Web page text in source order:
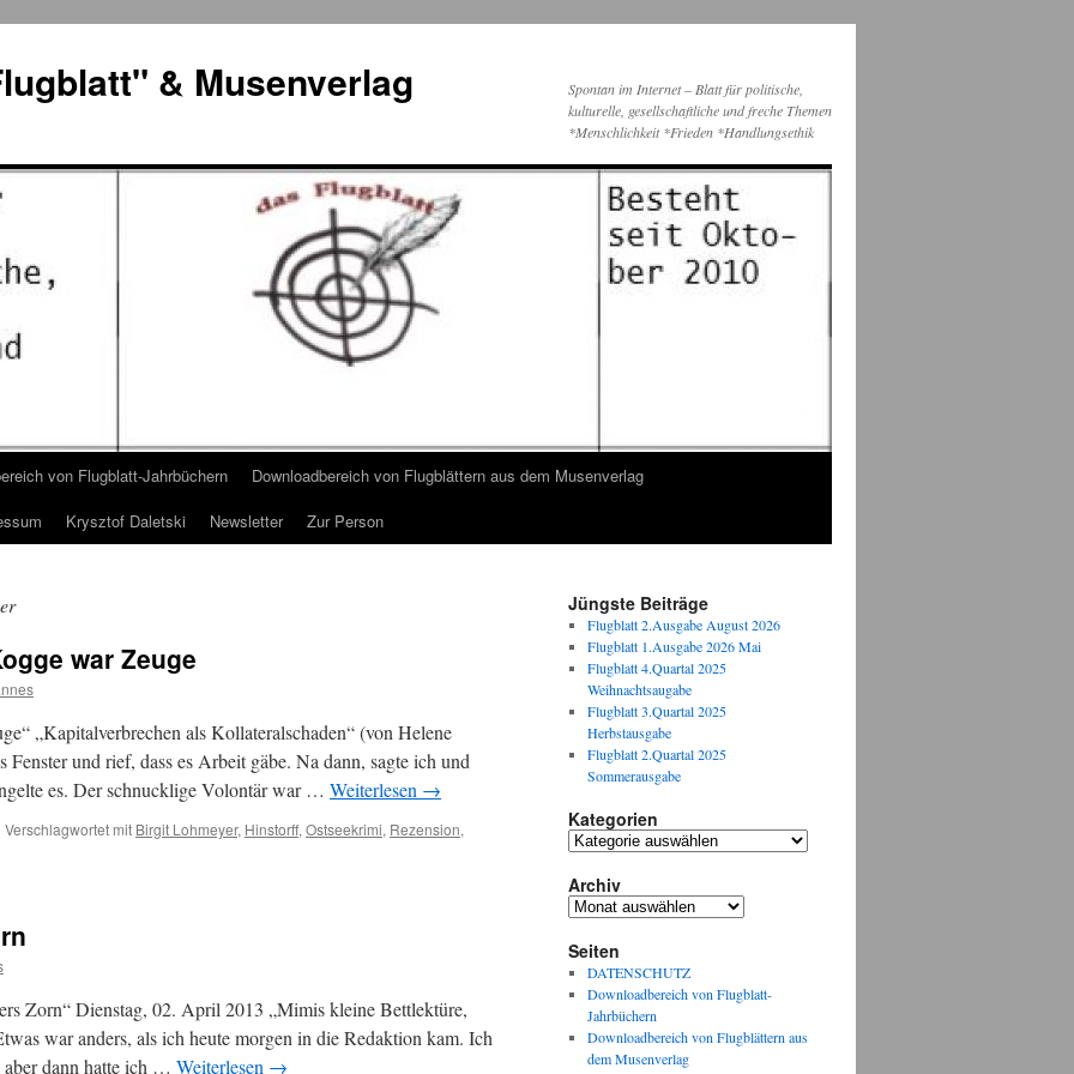
& Musenverlag
Spontan im Internet – Blatt für politische,
kulturelle, gesellschaftliche und freche Themen
*Menschlichkeit *Frieden *Handlungsethik
von Flugblatt-Jahrbüchern
Downloadbereich von Flugblättern aus dem Musenverlag
Krysztof Daletski Newsletter Zur Person
war Zeuge
„Kapitalverbrechen als Kollateralschaden“ (von Helene
und rief, dass es Arbeit gäbe. Na dann, sagte ich und
es. Der schnucklige Volontär war … Weiterlesen →
Verschlagwortet mit Birgit Lohmeyer, Hinstorff, Ostseekrimi, Rezension,
Zorn“ Dienstag, 02. April 2013 „Mimis kleine Bettlektüre,
war anders, als ich heute morgen in die Redaktion kam. Ich
aber dann hatte ich … Weiterlesen →
Jüngste Beiträge
Flugblatt 2.Ausgabe August 2026
Flugblatt 1.Ausgabe 2026 Mai
Flugblatt 4.Quartal 2025
Weihnachtsaugabe
Flugblatt 3.Quartal 2025
Herbstausgabe
Flugblatt 2.Quartal 2025
Sommerausgabe
Kategorien
Kategorien
Archiv
Archiv
Seiten
DATENSCHUTZ
Downloadbereich von Flugblatt-
Jahrbüchern
Downloadbereich von Flugblättern aus
dem Musenverlag